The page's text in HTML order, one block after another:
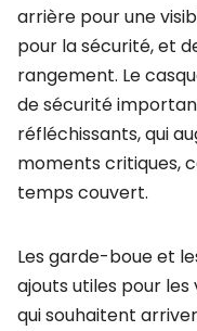
arrière pour une
pour la sécurité, et
rangement. Le
de sécurité
réfléchissants, qui
moments critiques,
temps couvert.
Les garde-boue et
ajouts utiles pour
qui souhaitent